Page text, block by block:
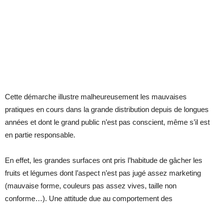
Cette démarche illustre malheureusement les mauvaises
pratiques en cours dans la grande distribution depuis de longues
années et dont le grand public n’est pas conscient, même s’il est
en partie responsable.
En effet, les grandes surfaces ont pris l’habitude de gâcher les
fruits et légumes dont l’aspect n’est pas jugé assez marketing
(mauvaise forme, couleurs pas assez vives, taille non
conforme…). Une attitude due au comportement des